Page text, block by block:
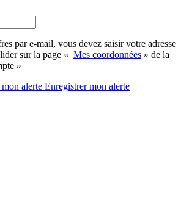
par e-mail, vous devez saisir votre adresse
sur la page « Mes coordonnées » de la
»
alerte Enregistrermon alerte